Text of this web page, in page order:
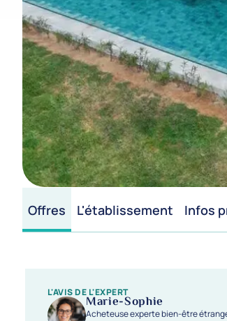
Offres L'établissement Infos
L'AVIS DE L'EXPERT
Marie-Sophie
Acheteuse experte bien-être